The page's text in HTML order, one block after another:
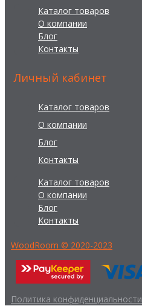
Каталог товаров
О компании
Блог
Контакты
Личный кабинет
Каталог товаров
О компании
Блог
Контакты
Каталог товаров
О компании
Блог
Контакты
WoodRoom © 2020-2023
Политика конфиденциальности